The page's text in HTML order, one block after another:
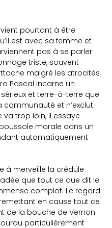
pourtant à être
est avec sa femme et
pas à se parler
triste, souvent
malgré les atrocités
Pascal incarne un
et terre-à-terre que
communauté et n’exclut
va trop loin, il essaye
morale dans un
automatiquement
à merveille la crédule
que tout ce que dit le
complot. Le regard
en cause tout ce
de la bouche de Vernon
particulièrement